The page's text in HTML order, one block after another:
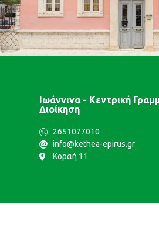
Ιωάννινα - Κεντρική
Διοίκηση
2651077010
info@kethea-epirus.gr
Κοραή 11